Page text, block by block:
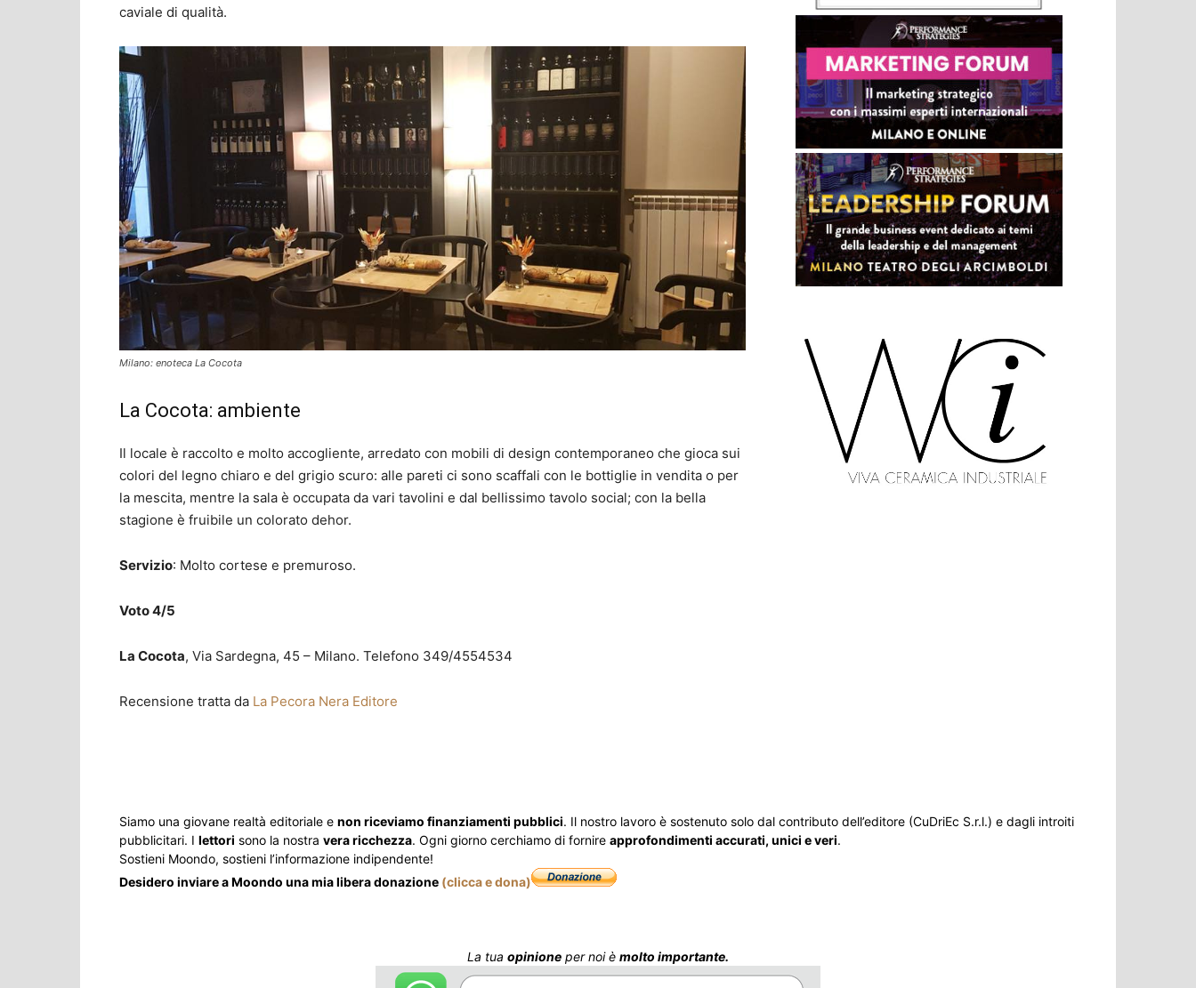
caviale di qualità.
Milano: enoteca La Cocota
La Cocota: ambiente
Il locale è raccolto e molto accogliente, arredato con mobili di design contemporaneo che gioca sui
colori del legno chiaro e del grigio scuro: alle pareti ci sono scaffali con le bottiglie in vendita o per
la mescita, mentre la sala è occupata da vari tavolini e dal bellissimo tavolo social; con la bella
stagione è fruibile un colorato dehor.
Servizio: Molto cortese e premuroso.
Voto 4/5
La Cocota, Via Sardegna, 45 – Milano. Telefono 349/4554534
Recensione tratta da La Pecora Nera Editore
Siamo una giovane realtà editoriale e non riceviamo finanziamenti pubblici. Il nostro lavoro è sostenuto solo dal contributo dell’editore (CuDriEc S.r.l.) e dagli introiti
pubblicitari. I lettori sono la nostra vera ricchezza. Ogni giorno cerchiamo di fornire approfondimenti accurati, unici e veri.
Sostieni Moondo, sostieni l’informazione indipendente!
Desidero inviare a Moondo una mia libera donazione (clicca e dona)
La tua opinione per noi è molto importante.